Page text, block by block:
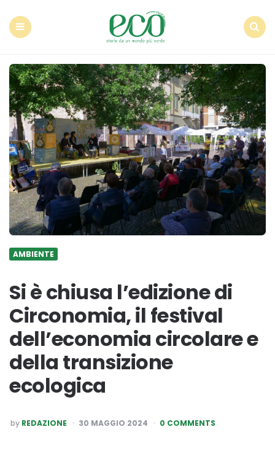
AMBIENTE
Si è chiusa l’edizione di
Circonomia, il festival
dell’economia circolare e
della transizione
ecologica
POSTED
BY
by REDAZIONE 30 MAGGIO 2024 0 COMMENTS